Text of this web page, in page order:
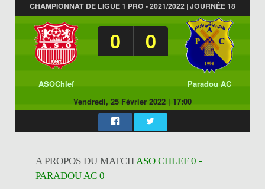
CHAMPIONNAT DE LIGUE 1 PRO - 2021/2022 | JOURNÉE 18
0 0
ASOChlef
Paradou AC
Vendredi, 25 Février 2022 | 17:00
A PROPOS DU MATCHASO CHLEF 0 -
PARADOU AC 0